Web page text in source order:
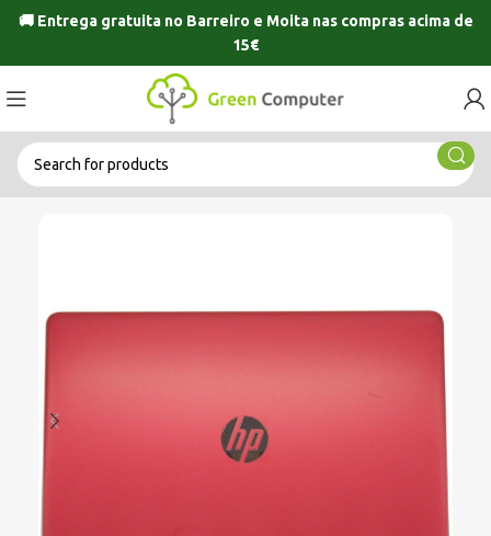
🚚 Entrega gratuita no Barreiro e Moitanas compras acima de
15€